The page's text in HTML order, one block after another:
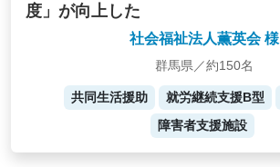
度」が向上した
社会福祉法人薫英会 様
群馬県／約150名
共同生活援助 就労継続支援B型
障害者支援施設